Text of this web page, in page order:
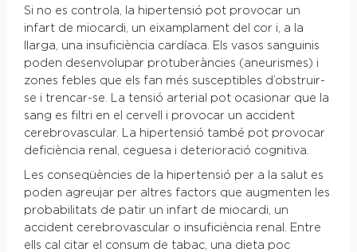
Si no es controla, la hipertensió pot provocar un
infart de miocardi, un eixamplament del cor i, a la
llarga, una insuficiència cardíaca. Els vasos sanguinis
poden desenvolupar protuberàncies (aneurismes) i
zones febles que els fan més susceptibles d’obstruir-
se i trencar-se. La tensió arterial pot ocasionar que la
sang es filtri en el cervell i provocar un accident
cerebrovascular. La hipertensió també pot provocar
deficiència renal, ceguesa i deterioració cognitiva.
Les conseqüències de la hipertensió per a la salut es
poden agreujar per altres factors que augmenten les
probabilitats de patir un infart de miocardi, un
accident cerebrovascular o insuficiència renal. Entre
ells cal citar el consum de tabac, una dieta poc